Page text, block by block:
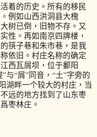
着的历史。所有的移民
例如山西洪洞县大槐
树已倒，旧物不存。又
性。再如南京四牌楼，
筷子巷和朱市巷，是我
依旧。村庄名称的确定
西瓦屑坝，位于鄱阳
与“屑”同音，“土”字旁的
湖畔一个较大的村庄，当
远的地方找到了山东枣
枣林庄。